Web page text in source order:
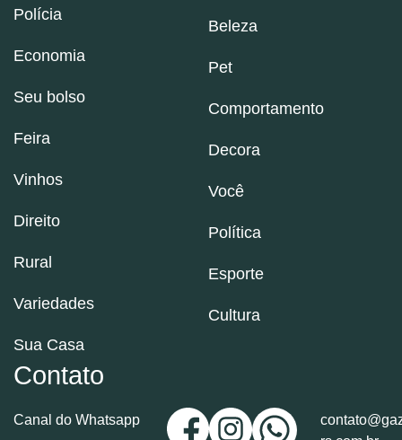
Polícia
Economia
Seu bolso
Feira
Vinhos
Direito
Rural
Variedades
Sua Casa
Beleza
Pet
Comportamento
Decora
Você
Política
Esporte
Cultura
Contato
Canal do Whatsapp